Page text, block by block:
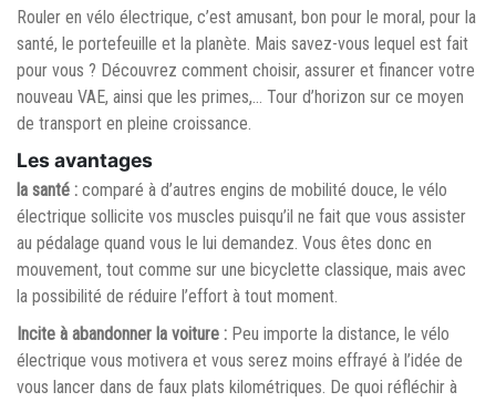
Rouler en vélo électrique, c’est amusant, bon pour le moral, pour la
santé, le portefeuille et la planète. Mais savez-vous lequel est fait
pour vous ? Découvrez comment choisir, assurer et financer votre
nouveau VAE, ainsi que les primes,… Tour d’horizon sur ce moyen
de transport en pleine croissance.
Les avantages
la santé : comparé à d’autres engins de mobilité douce, le vélo
électrique sollicite vos muscles puisqu’il ne fait que vous assister
au pédalage quand vous le lui demandez. Vous êtes donc en
mouvement, tout comme sur une bicyclette classique, mais avec
la possibilité de réduire l’effort à tout moment.
Incite à abandonner la voiture : Peu importe la distance, le vélo
électrique vous motivera et vous serez moins effrayé à l’idée de
vous lancer dans de faux plats kilométriques. De quoi réfléchir à